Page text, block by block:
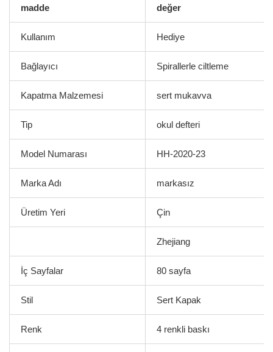
madde değer
Kullanım Hediye
Bağlayıcı Spirallerle ciltleme
Kapatma Malzemesi sert mukavva
Tip okul defteri
Model Numarası HH-2020-23
Marka Adı markasız
Üretim Yeri Çin
Zhejiang
İç Sayfalar 80 sayfa
Stil Sert Kapak
Renk 4 renkli baskı